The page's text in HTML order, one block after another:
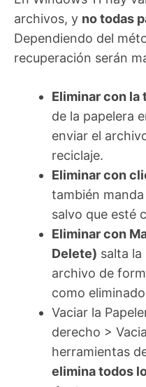
archivos, y no todas
Dependiendo del
recuperación serán
Eliminar con la
de la papelera
enviar el
reciclaje.
Eliminar con
también
salvo que esté
Eliminar con
Delete) salta la
archivo de
como
Vaciar la
derecho >
herramientas
elimina todos